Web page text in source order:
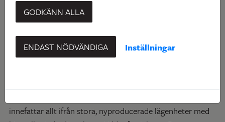
år återigen gjort Skelleftehamn till en enormt blomstrande
stadsdel. Beläget 17 kilometer öster om Skellefteå lockar
såväl skärgård, båthamn, arkitektur och bra service i form
av till exempel barnomsorg, affärer och badhus.
innefattar allt ifrån stora, nyproducerade lägenheter med
GODKÄNN ALLA
ENDAST NÖDVÄNDIGA Inställningar